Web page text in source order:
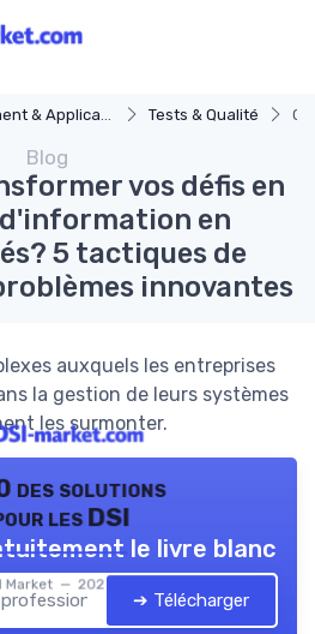
& Applications Tests & Qualité
Blog
vos défis en
en
5 tactiques de
innovantes
auxquels les entreprises
la gestion de leurs systèmes
les surmonter.
des solutions
les DSI
Market — 2026
le livre blanc
➔ Télécharger